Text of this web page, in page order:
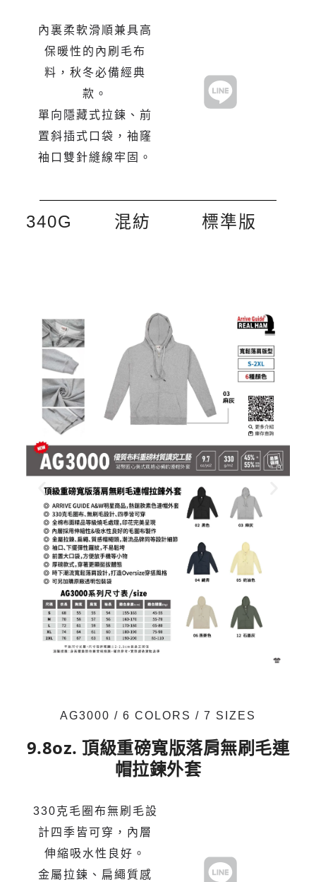
內裏柔軟滑順兼具高
保暖性的內刷毛布
料，秋冬必備經典
款。
單向隱藏式拉鍊、前
置斜插式口袋，袖窿
袖口雙針縫線牢固。
340G 混紡 標準版
AG3000 / 6 COLORS / 7 SIZES
9.8oz. 頂級重磅寬版落肩無刷毛連
帽拉鍊外套
330克毛圈布無刷毛設
計四季皆可穿，內層
伸縮吸水性良好。
金屬拉鍊、扁繩質感